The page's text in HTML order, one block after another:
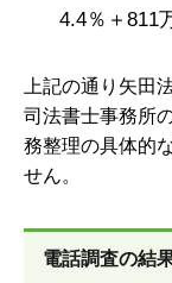
4.4％＋811
上記の通り矢田
司法書士事務所
務整理の具体的
せん。
電話調査の結